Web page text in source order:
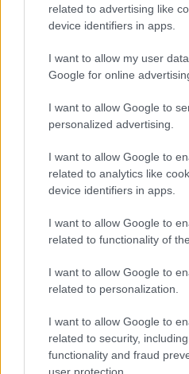
related to advertising like
device identifiers in apps.
I want to allow my user
Google for online
I want to allow Google to
personalized advertising.
I want to allow Google to
related to analytics like
device identifiers in apps.
I want to allow Google to
related to functionality of
I want to allow Google to
related to personalization.
I want to allow Google to
related to security,
functionality and fraud
Κατασχέθηκαν 3,5
που θα κατέληγαν
νοσοκομεία
Στοχευμένοι έλεγχοι
Αττικής σε επιχείρηση
από ανώνυμη καταγγελία